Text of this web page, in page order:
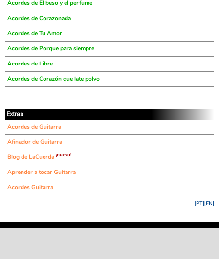
Acordes de El beso y el perfume
Acordes de Corazonada
Acordes de Tu Amor
Acordes de Porque para siempre
Acordes de Libre
Acordes de Corazón que late polvo
Extras
Acordes de Guitarra
Afinador de Guitarra
Blog de LaCuerda ¡nuevo!
Aprender a tocar Guitarra
Acordes Guitarra
[EN]
[PT]